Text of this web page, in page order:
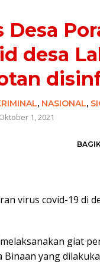
desa
, NASIONAL,
Oktober 1, 2021
virus covid-19 di
giat
yang